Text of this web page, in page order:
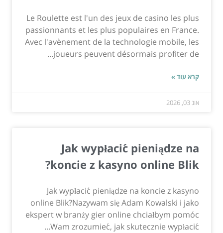
Le Roulette est l'un des jeux de casino les plus
passionnants et les plus populaires en France.
Avec l'avènement de la technologie mobile, les
joueurs peuvent désormais profiter de...
קרא עוד »
אוג 03, 2026
Jak wypłacić pieniądze na
koncie z kasyno online Blik?
Jak wypłacić pieniądze na koncie z kasyno
online Blik?Nazywam się Adam Kowalski i jako
ekspert w branży gier online chciałbym pomóc
Wam zrozumieć, jak skutecznie wypłacić...